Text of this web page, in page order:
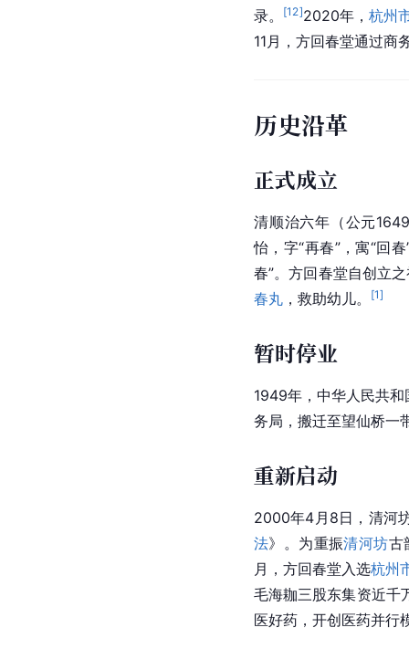
录。
[12]2020年，杭州
11月，方回春堂通过商
历史沿革
正式成立
清顺治六年（公元
怡，字“再春”，寓“回
春”。方回春堂自创立
春丸 ，救助幼儿。 [1]
暂时停业
1949年，中华人民共
务局，搬迁至望仙桥一
重新启动
2000年4月8日，清河
法》。为重振清河坊古
月，方回春堂入选杭州
毛海耞三股东集资近千
医好药，开创医药并行